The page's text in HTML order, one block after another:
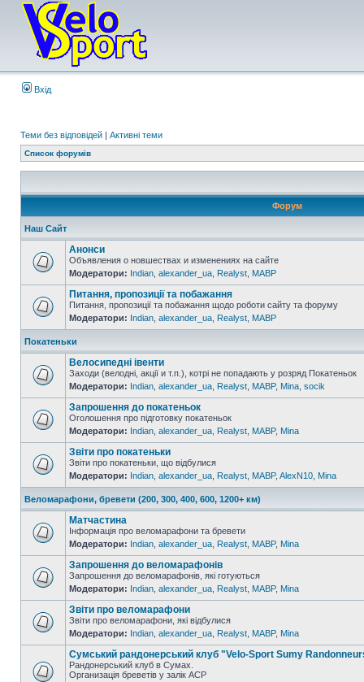
Вхід
Теми без відповідей | Активні теми
Список форумів
Форум
Наш Сайт
Анонси
Объявления о новшествах и изменениях на сайте
Модератори: Indian alexander_ua Realyst MABP
Питання, пропозиції та побажання
Питання, пропозиції та побажання щодо роботи сайту та форуму
Модератори: Indian alexander_ua Realyst MABP
Покатеньки
Велосипедні івенти
Заходи (велодні, акції и т.п.), котрі не попадають у розряд Покатеньок
Модератори: Indian alexander_ua Realyst MABP, Mina socik
Запрошення до покатеньок
Оголошення про підготовку покатеньок
Модератори: Indian alexander_ua Realyst MABP, Mina
Звіти про покатеньки
Звіти про покатеньки, що відбулися
Модератори: Indian alexander_ua Realyst MABP, AlexN10 Mina
Веломарафони, бревети (200, 300, 400, 600, 1200+ км)
Матчастина
Інформація про веломарафони та бревети
Модератори: Indian alexander_ua Realyst MABP, Mina
Запрошення до веломарафонів
Запрошення до веломарафонів, які готуються
Модератори: Indian alexander_ua Realyst MABP, Mina
Звіти про веломарафони
Звіти про веломарафони, які відбулися
Модератори: Indian alexander_ua Realyst MABP, Mina
Сумський рандонерський клуб "Velo-Sport Sumy
Рандонерський клуб в Сумах.
Организація бреветів у залік АСР